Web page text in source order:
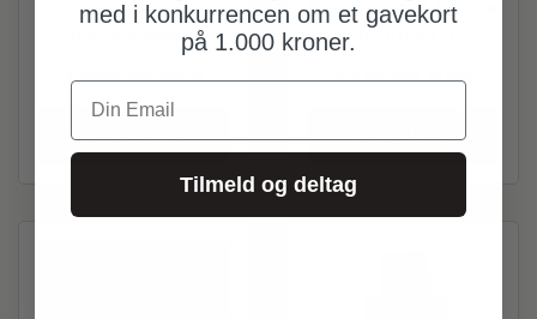
Tubéreuse
Impériale Edp 100
1.570,00 DKK
Læg i kurv
Sugar Addict Eau de
Parfum 50 ml
1.455,00 DKK
Læg i kurv
med i konkurrencen om et gavekort
på 1.000 kroner.
Din Email
Tilmeld og deltag